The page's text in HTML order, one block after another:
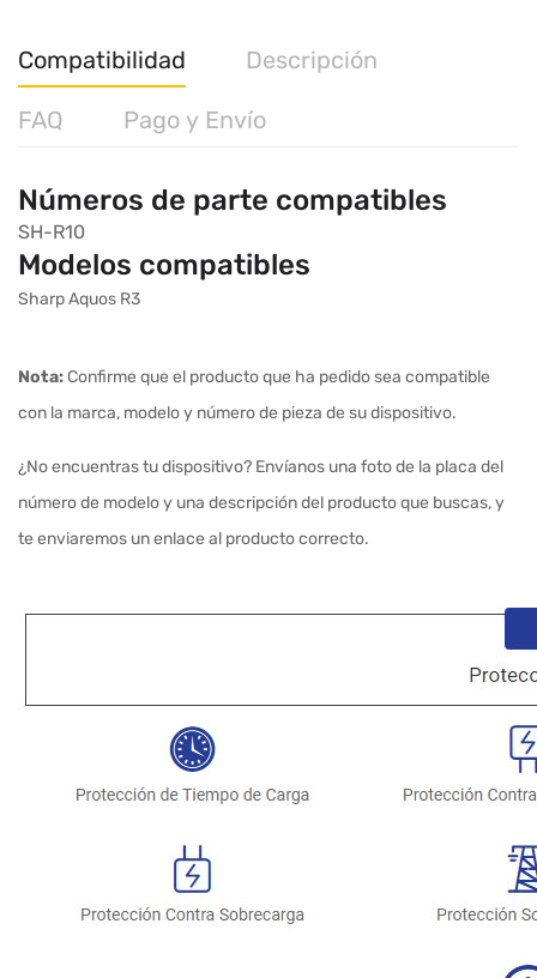
Compatibilidad Descripción
FAQ Pago y Envío
Números de parte compatibles
SH-R10
Modelos compatibles
Sharp Aquos R3
Nota:Confirme que el producto que ha pedido sea compatible
con la marca, modelo y número de pieza de su dispositivo.
¿No encuentras tu dispositivo? Envíanos una foto de la placa del
número de modelo y una descripción del producto que buscas, y
te enviaremos un enlace al producto correcto.